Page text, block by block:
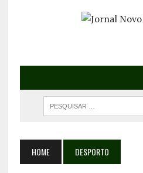
HOME DESPORTO